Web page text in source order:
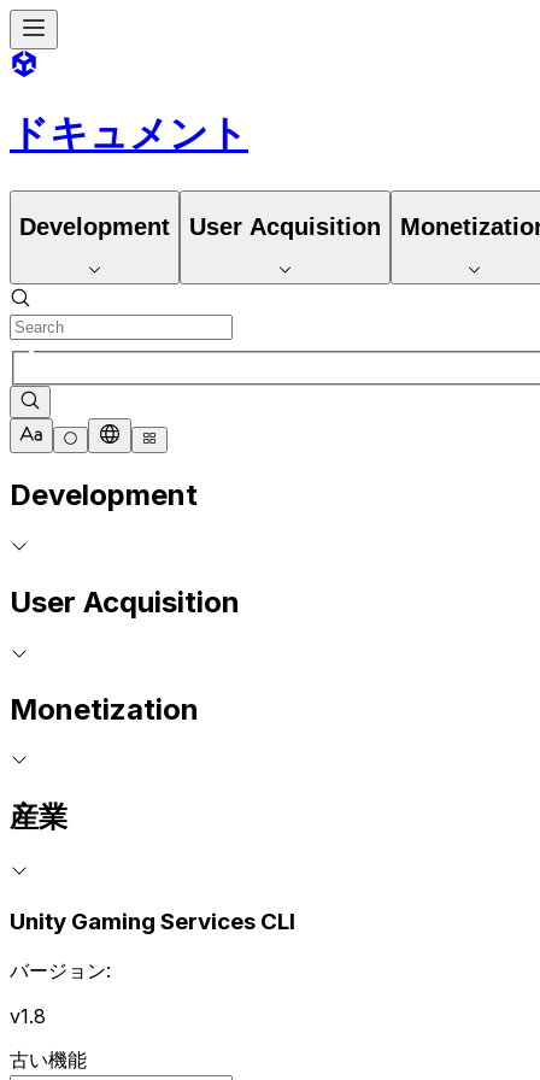
ドキュメント
Development User Acquisition
Development
User Acquisition
Monetization
産業
Unity Gaming Services CLI
バージョン:
v1.8
古い機能